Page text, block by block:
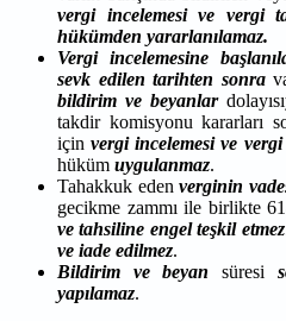
vergi incelemesi ve vergi
hükümden yararlanılamaz.
Vergi incelemesine
sevk edilen tarihten sonra
bildirim ve beyanlar
takdir komisyonu kararları
içinvergi incelemesi ve
hüküm uygulanmaz.
Tahakkuk edenverginin
gecikme zammı ile birlikte
ve tahsiline engel teşkil etmez
ve iade edilmez.
Bildirim ve beyan süresi
yapılamaz.